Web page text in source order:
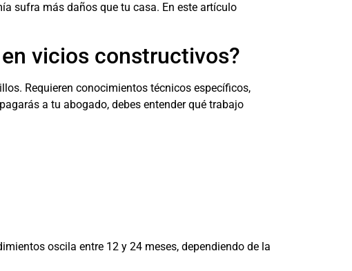
sufra más daños que tu casa. En este artículo
vicios constructivos?
Requieren conocimientos técnicos específicos,
a tu abogado, debes entender qué trabajo
oscila entre 12 y 24 meses, dependiendo de la